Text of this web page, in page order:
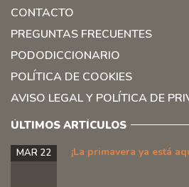
CONTACTO
PREGUNTAS FRECUENTES
PODODICCIONARIO
POLÍTICA DE COOKIES
AVISO LEGAL Y POLÍTICA DE
ÚLTIMOS ARTÍCULOS
¡La primavera ya está
MAR 22